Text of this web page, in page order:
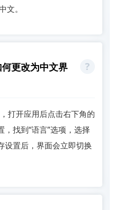
文。
更改为中文界
打开应用后点击右下角的
，找到“语言”选项，选择
设置后，界面会立即切换